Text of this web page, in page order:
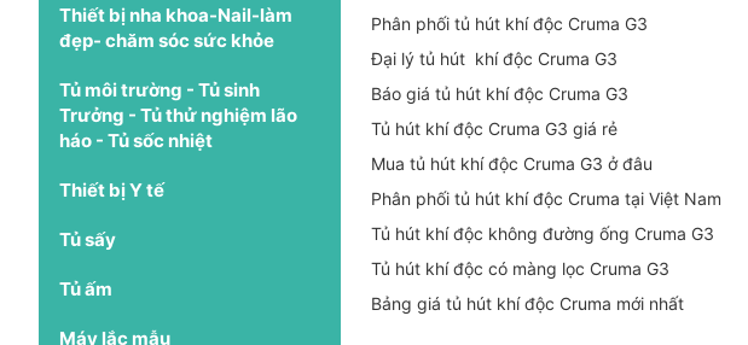
Thiết bị nha khoa-Nail-làm
đẹp- chăm sóc sức khỏe
Tủ môi trường - Tủ sinh
Trưởng - Tủ thử nghiệm lão
háo - Tủ sốc nhiệt
Thiết bị Y tế
Tủ sấy
Tủ ấm
Máy lắc mẫu
Phân phối tủ hút khí độc Cruma G3
Đại lý tủ hút khí độc Cruma G3
Báo giá tủ hút khí độc Cruma G3
Tủ hút khí độc Cruma G3 giá rẻ
Mua tủ hút khí độc Cruma G3 ở đâu
Phân phối tủ hút khí độc Cruma tại Việt Nam
Tủ hút khí độc không đường ống Cruma G3
Tủ hút khí độc có màng lọc Cruma G3
Bảng giá tủ hút khí độc Cruma mới nhất